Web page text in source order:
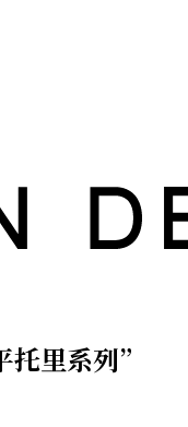
里系列”